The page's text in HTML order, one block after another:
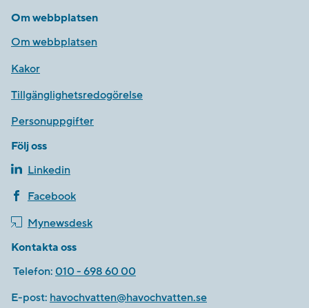
Om webbplatsen
Om webbplatsen
Kakor
Tillgänglighetsredogörelse
Personuppgifter
Följ oss
Linkedin
Facebook
Mynewsdesk
Kontakta oss
Telefon: 010 - 698 60 00
E-post: havochvatten@havochvatten.se